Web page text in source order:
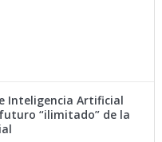
Inteligencia Artificial
“ilimitado” de la